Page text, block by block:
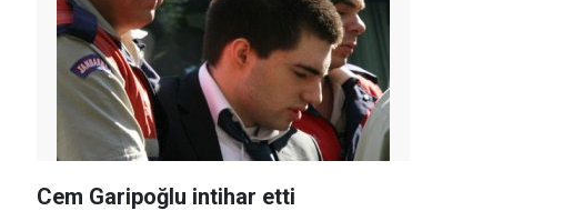
Cem Garipoğlu intihar etti